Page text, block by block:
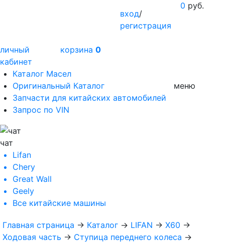
вход/
регистрация
0 руб.
личный
кабинет
корзина 0
Каталог Масел
Оригинальный Каталог
Запчасти для китайских автомобилей
Запрос по VIN
меню
чат
Lifan
Chery
Great Wall
Geely
Все китайские машины
Главная страница → Каталог → LIFAN → X60 →
Ходовая часть → Ступица переднего колеса →